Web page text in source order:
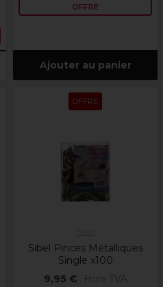
OFFRE
Ajouter au panier
OFFRE
Sibel Pinces Métalliques
Single x100
9,95 €
Hors TVA